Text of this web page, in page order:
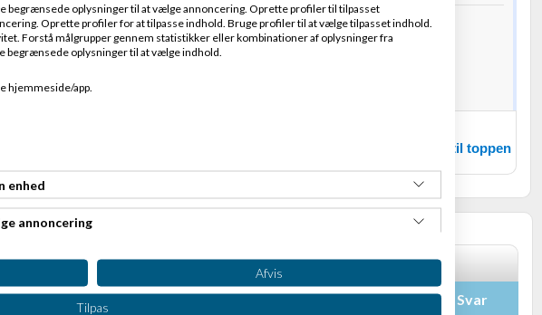
Uden at kende super meget til Spotify ser det ud til
athttps://apps.shopify.com/stock-sync?locale=dakan det du leder efter
Tilbage til toppen
& e-handelsløsninger
Svar
begrænsede oplysninger til at vælge annoncering. Oprette profiler til tilpasset
Oprette profiler for at tilpasse indhold. Bruge profiler til at vælge tilpasset indhold.
Forstå målgrupper gennem statistikker eller kombinationer af oplysninger fra
begrænsede oplysninger til at vælge indhold.
hjemmeside/app.
enhed
annoncering
Afvis
Tilpas